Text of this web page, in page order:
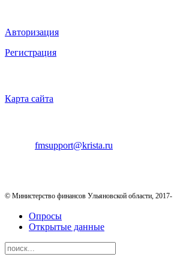
Авторизация
Регистрация
Карта сайта
fmsupport@krista.ru
© Министерство финансов Ульяновской области, 2017-
Опросы
Открытые данные